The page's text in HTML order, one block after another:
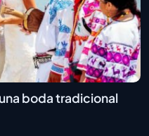
boda tradicional